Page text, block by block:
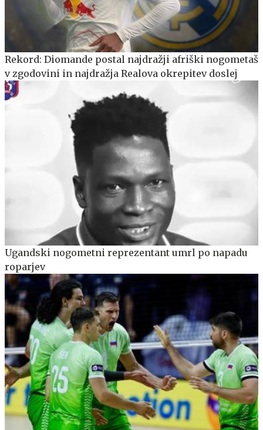
Rekord: Diomande postal najdražji afriški nogometaš
v zgodovini in najdražja Realova okrepitev doslej
Ugandski nogometni reprezentant umrl po napadu
roparjev